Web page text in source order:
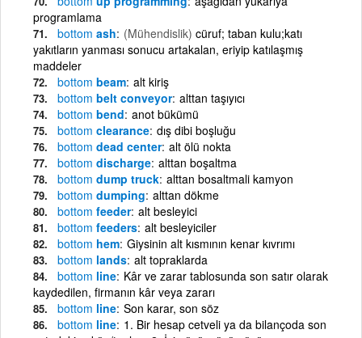
programlama
bottom ash (Mühendislik) cüruf; taban kulu;katı
yakıtların yanması sonucu artakalan, eriyip katılaşmış
maddeler
bottom beam alt kiriş
bottom belt conveyor alttan taşıyıcı
bottom bend anot bükümü
bottom clearance dış dibi boşluğu
bottom dead center alt ölü nokta
bottom discharge alttan boşaltma
bottom dump truck alttan bosaltmali kamyon
bottom dumping alttan dökme
bottom feeder alt besleyici
bottom feeders alt besleyiciler
bottom hem Giysinin alt kısmının kenar kıvrımı
bottom lands alt topraklarda
bottom line Kâr ve zarar tablosunda son satır olarak
kaydedilen, firmanın kâr veya zararı
bottom line Son karar, son söz
bottom line 1. Bir hesap cetveli ya da bilançoda son